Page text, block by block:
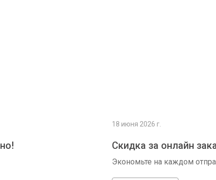
18 июня 2026 г.
Скидка за онлайн
Экономьте на каждом